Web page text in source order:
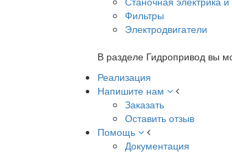
Фильтры
Электродвигатели
В разделе Гидропривод вы
Реализация
Напишите нам
Заказать
Оставить отзыв
Помощь
Документация